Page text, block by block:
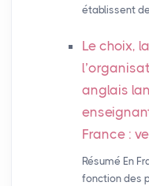
établissent
Le choix,
anglais
France :
Résumé En
fonction des